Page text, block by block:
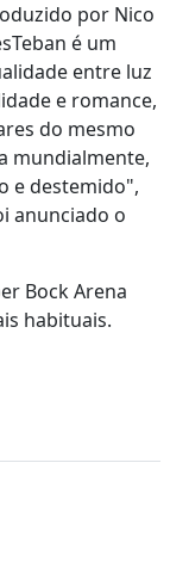
por Nico
é um
entre luz
e romance,
do mesmo
mundialmente,
e destemido",
anunciado o
Bock Arena
habituais.